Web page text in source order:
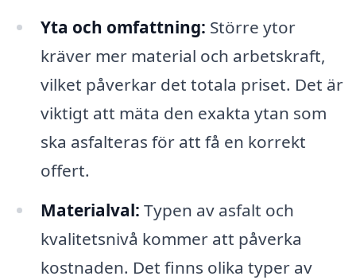
Yta och omfattning: Större ytor
kräver mer material och arbetskraft,
vilket påverkar det totala priset. Det är
viktigt att mäta den exakta ytan som
ska asfalteras för att få en korrekt
offert.
Materialval: Typen av asfalt och
kvalitetsnivå kommer att påverka
kostnaden. Det finns olika typer av